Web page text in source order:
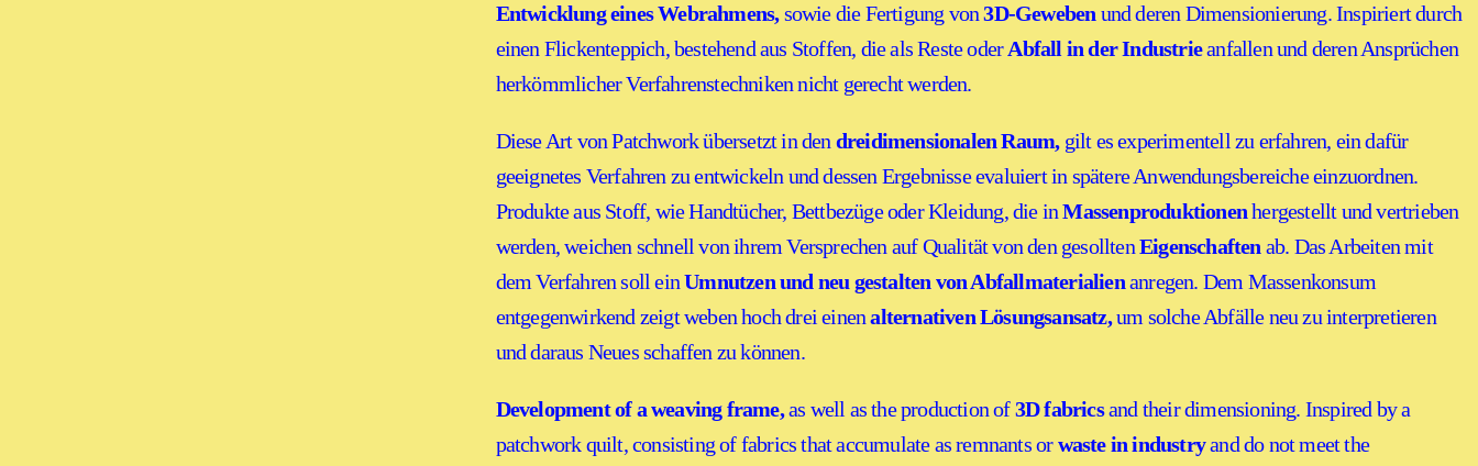
Entwicklung eines Webrahmens,sowie die Fertigung von3D-Geweben und deren Dimensionierung. Inspiriert durch
einen Flickenteppich, bestehend aus Stoffen, die als Reste oderAbfall in der Industrieanfallen und deren Ansprüchen
herkömmlicher Verfahrenstechniken nicht gerecht werden.
Diese Art von Patchwork übersetzt in den dreidimensionalen Raum,gilt es experimentell zu erfahren, ein dafür
geeignetes Verfahren zu entwickeln und dessen Ergebnisse evaluiert in spätere Anwendungsbereiche einzuordnen.
Produkte aus Stoff, wie Handtücher, Bettbezüge oder Kleidung, die inMassenproduktionenhergestellt und vertrieben
werden, weichen schnell von ihrem Versprechen auf Qualität von den gesolltenEigenschaften ab. Das Arbeiten mit
dem Verfahren soll einUmnutzen und neu gestalten von Abfallmaterialienanregen. Dem Massenkonsum
entgegenwirkend zeigt weben hoch drei einenalternativen Lösungsansatz,um solche Abfälle neu zu interpretieren
und daraus Neues schaffen zu können.
Development of a weaving frame,as well as the production of3D fabricsand their dimensioning. Inspired by a
patchwork quilt, consisting of fabrics that accumulate as remnants orwaste in industryand do not meet the